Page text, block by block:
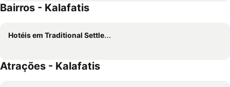
Matogianni Hotel
Aeolos Resort
Cape Mykonos
Bairros - Kalafatis
Hotéis em Traditional Settlement of Mykonos
Atrações - Kalafatis